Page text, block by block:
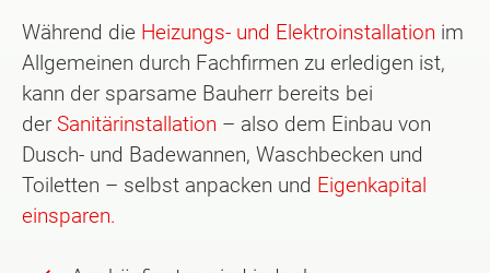
Während die Heizungs- und Elektroinstallation im
Allgemeinen durch Fachfirmen zu erledigen ist,
kann der sparsame Bauherr bereits bei
der Sanitärinstallation – also dem Einbau von
Dusch- und Badewannen, Waschbecken und
Toiletten – selbst anpacken und Eigenkapital
einsparen.